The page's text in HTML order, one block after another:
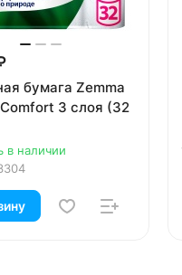
бумага Zemma
3 слоя (32
в наличии